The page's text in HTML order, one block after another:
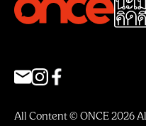
All Content © ONCE 2026